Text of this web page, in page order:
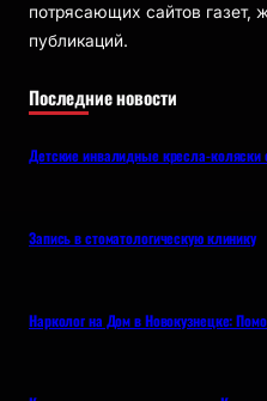
потрясающих сайтов газет,
публикаций.
Последние новости
Детские инвалидные кресла-
Запись в стоматологическую клинику
Нарколог на Дом в Новокузнецке: